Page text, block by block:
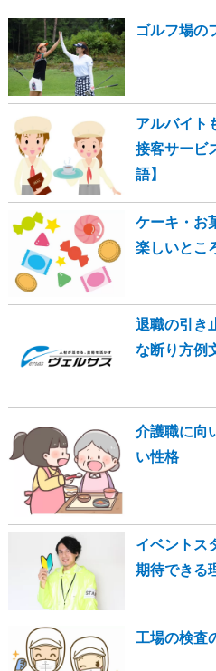
ゴルフ場の
アルバイト
接客サービ
語】
ケーキ・お
楽しいとこ
退職の引き
な断り方例
介護職に向
い性格
イベントス
期待できる
工場の検査